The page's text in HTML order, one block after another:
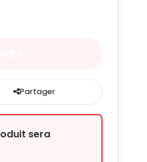
Partager
sera